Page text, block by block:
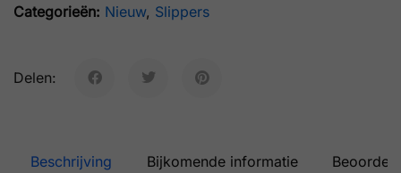
Categorieën: Nieuw, Slippers
Delen:
Beschrijving Bijkomende informatie